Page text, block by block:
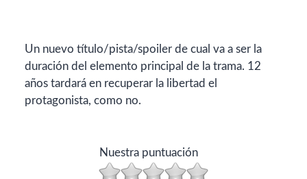
Un nuevo título/pista/spoiler de cual va a ser la
duración del elemento principal de la trama. 12
años tardará en recuperar la libertad el
protagonista, como no.
Nuestra puntuación